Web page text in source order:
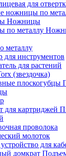
для
ножницы по
Ножницы
металлу
для инструментов
для растений
(звездочка)
проволока
молоток
для